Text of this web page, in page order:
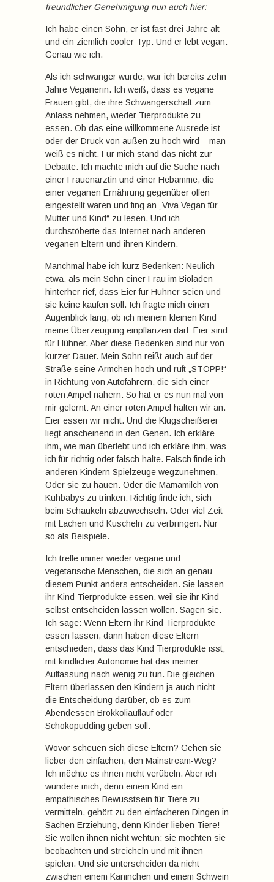
freundlicher Genehmigung nun auch hier:
Ich habe einen Sohn, er ist fast drei Jahre alt
und ein ziemlich cooler Typ. Und er lebt vegan.
Genau wie ich.
Als ich schwanger wurde, war ich bereits zehn
Jahre Veganerin. Ich weiß, dass es vegane
Frauen gibt, die ihre Schwangerschaft zum
Anlass nehmen, wieder Tierprodukte zu
essen. Ob das eine willkommene Ausrede ist
oder der Druck von außen zu hoch wird – man
weiß es nicht. Für mich stand das nicht zur
Debatte. Ich machte mich auf die Suche nach
einer Frauenärztin und einer Hebamme, die
einer veganen Ernährung gegenüber offen
eingestellt waren und fing an „Viva Vegan für
Mutter und Kind“ zu lesen. Und ich
durchstöberte das Internet nach anderen
veganen Eltern und ihren Kindern.
Manchmal habe ich kurz Bedenken: Neulich
etwa, als mein Sohn einer Frau im Bioladen
hinterher rief, dass Eier für Hühner seien und
sie keine kaufen soll. Ich fragte mich einen
Augenblick lang, ob ich meinem kleinen Kind
meine Überzeugung einpflanzen darf: Eier sind
für Hühner. Aber diese Bedenken sind nur von
kurzer Dauer. Mein Sohn reißt auch auf der
Straße seine Ärmchen hoch und ruft „STOPP!“
in Richtung von Autofahrern, die sich einer
roten Ampel nähern. So hat er es nun mal von
mir gelernt: An einer roten Ampel halten wir an.
Eier essen wir nicht. Und die Klugscheißerei
liegt anscheinend in den Genen. Ich erkläre
ihm, wie man überlebt und ich erkläre ihm, was
ich für richtig oder falsch halte. Falsch finde ich
anderen Kindern Spielzeuge wegzunehmen.
Oder sie zu hauen. Oder die Mamamilch von
Kuhbabys zu trinken. Richtig finde ich, sich
beim Schaukeln abzuwechseln. Oder viel Zeit
mit Lachen und Kuscheln zu verbringen. Nur
so als Beispiele.
Ich treffe immer wieder vegane und
vegetarische Menschen, die sich an genau
diesem Punkt anders entscheiden. Sie lassen
ihr Kind Tierprodukte essen, weil sie ihr Kind
selbst entscheiden lassen wollen. Sagen sie.
Ich sage: Wenn Eltern ihr Kind Tierprodukte
essen lassen, dann haben diese Eltern
entschieden, dass das Kind Tierprodukte isst;
mit kindlicher Autonomie hat das meiner
Auffassung nach wenig zu tun. Die gleichen
Eltern überlassen den Kindern ja auch nicht
die Entscheidung darüber, ob es zum
Abendessen Brokkoliauflauf oder
Schokopudding geben soll.
Wovor scheuen sich diese Eltern? Gehen sie
lieber den einfachen, den Mainstream-Weg?
Ich möchte es ihnen nicht verübeln. Aber ich
wundere mich, denn einem Kind ein
empathisches Bewusstsein für Tiere zu
vermitteln, gehört zu den einfacheren Dingen in
Sachen Erziehung, denn Kinder lieben Tiere!
Sie wollen ihnen nicht wehtun; sie möchten sie
beobachten und streicheln und mit ihnen
spielen. Und sie unterscheiden da nicht
zwischen einem Kaninchen und einem Schwein